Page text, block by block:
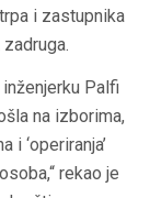
i zastupnika
Palfi
na izborima,
i ‘operiranja’
rekao je